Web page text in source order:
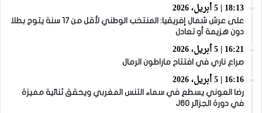
18:13 | 5 أبريل، 2026
على عرش شمال إفريقيا: المنتخب الوطني لأقل من 17 سنة يتوج بطلا
دون هزيمة أو تعادل
16:21 | 5 أبريل، 2026
صراع ناري في افتتاح ماراطون الرمال
16:16 | 5 أبريل، 2026
رضا العوني يسطع في سماء التنس المغربي ويحقق ثنائية مميزة
في دورة الجزائر J60